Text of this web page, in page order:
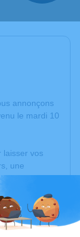
annonçons
le mardi 10
laisser vos
une
des poèmes
dédié à
disponible